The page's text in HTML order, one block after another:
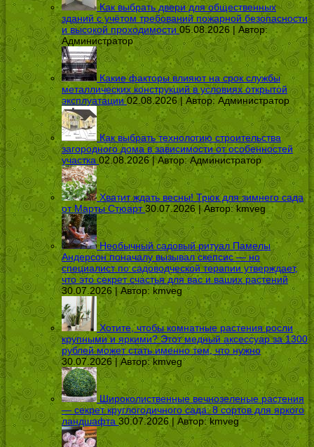
Как выбрать двери для общественных
зданий с учётом требований пожарной безопасности
и высокой проходимости 05.08.2026 | Автор:
Администратор
Какие факторы влияют на срок службы
металлических конструкций в условиях открытой
эксплуатации 02.08.2026 | Автор: Администратор
Как выбрать технологию строительства
загородного дома в зависимости от особенностей
участка 02.08.2026 | Автор:Администратор
Хватит ждать весны! Трюк для зимнего сада
от Марты Стюарт 30.07.2026 | Автор:kmveg
Необычный садовый ритуал Памелы
Андерсон поначалу вызывал скепсис — но
специалист по садоводческой терапии утверждает,
что это секрет счастья для вас и ваших растений
30.07.2026 | Автор: kmveg
Хотите, чтобы комнатные растения росли
крупными и яркими? Этот медный аксессуар за 1300
рублей может стать именно тем, что нужно
30.07.2026 | Автор:kmveg
Широколиственные вечнозеленые растения
— секрет круглогодичного сада: 8 сортов для яркого
ландшафта 30.07.2026 | Автор:kmveg